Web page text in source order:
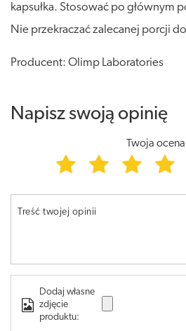
kapsułka. Stosować po głównym
Nie przekraczać zalecanej porcji
Producent: Olimp Laboratories
Napisz swoją opinię
Twoja
Treść twojej opinii
Dodaj własne
zdjęcie
produktu: